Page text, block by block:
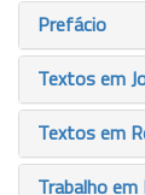
Prefácio
Textos em
Textos em
Trabalho